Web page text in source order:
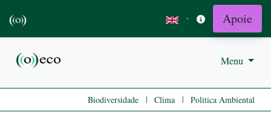
· Apoie
Menu
Biodiversidade | Clima | Politica Ambiental